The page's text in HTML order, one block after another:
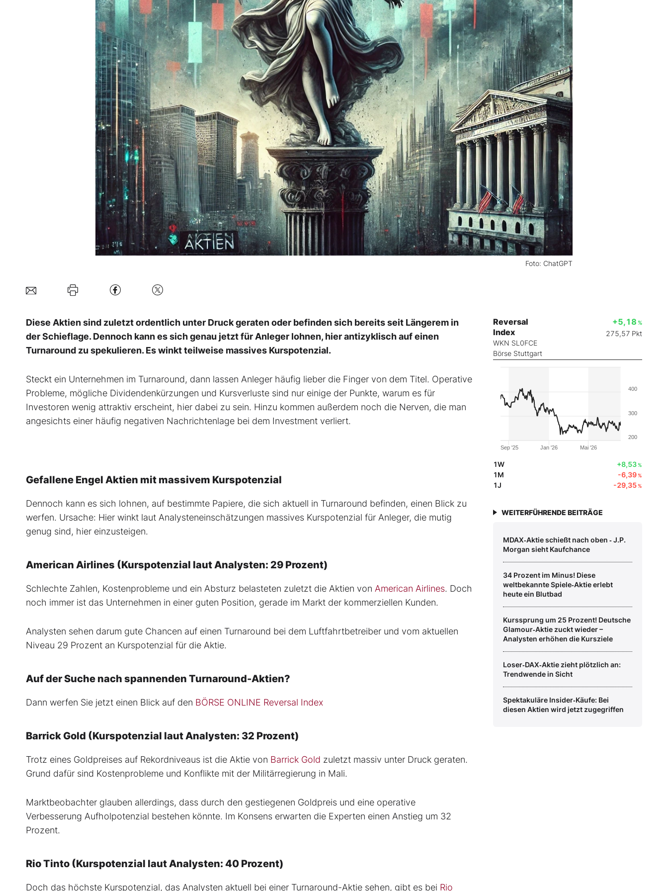
Foto: ChatGPT
Diese Aktien sind zuletzt ordentlich unter Druck geraten oder befinden sich bereits seit Längerem in
der Schieflage. Dennoch kann es sich genau jetzt für Anleger lohnen, hier antizyklisch auf einen
Turnaround zu spekulieren. Es winkt teilweise massives Kurspotenzial.
Steckt ein Unternehmen im Turnaround, dann lassen Anleger häufig lieber die Finger von dem Titel. Operative
Probleme, mögliche Dividendenkürzungen und Kursverluste sind nur einige der Punkte, warum es für
Investoren wenig attraktiv erscheint, hier dabei zu sein. Hinzu kommen außerdem noch die Nerven, die man
angesichts einer häufig negativen Nachrichtenlage bei dem Investment verliert.
Gefallene Engel Aktien mit massivem Kurspotenzial
Dennoch kann es sich lohnen, auf bestimmte Papiere, die sich aktuell in Turnaround befinden, einen Blick zu
werfen. Ursache: Hier winkt laut Analysteneinschätzungen massives Kurspotenzial für Anleger, die mutig
genug sind, hier einzusteigen.
American Airlines (Kurspotenzial laut Analysten: 29 Prozent)
Schlechte Zahlen, Kostenprobleme und ein Absturz belasteten zuletzt die Aktien von American Airlines. Doch
noch immer ist das Unternehmen in einer guten Position, gerade im Markt der kommerziellen Kunden.
Analysten sehen darum gute Chancen auf einen Turnaround bei dem Luftfahrtbetreiber und vom aktuellen
Niveau 29 Prozent an Kurspotenzial für die Aktie.
Auf der Suche nach spannenden Turnaround-Aktien?
Dann werfen Sie jetzt einen Blick auf den BÖRSE ONLINE Reversal Index
Barrick Gold (Kurspotenzial laut Analysten: 32 Prozent)
Trotz eines Goldpreises auf Rekordniveaus ist die Aktie von Barrick Gold zuletzt massiv unter Druck geraten.
Grund dafür sind Kostenprobleme und Konflikte mit der Militärregierung in Mali.
Marktbeobachter glauben allerdings, dass durch den gestiegenen Goldpreis und eine operative
Verbesserung Aufholpotenzial bestehen könnte. Im Konsens erwarten die Experten einen Anstieg um 32
Prozent.
Rio Tinto (Kurspotenzial laut Analysten: 40 Prozent)
Doch das höchste Kurspotenzial, das Analysten aktuell bei einer Turnaround-Aktie sehen, gibt es bei Rio
Reversal
Index
WKN SL0FCE
Börse Stuttgart
+5,18 %
275,57 Pkt
Jan '26
Sep '25 Mai '26
200
300
400
1W +8,53%
1M -6,39%
1J -29,35%
WEITERFÜHRENDE BEITRÄGE
MDAX‑Aktie schießt nach oben ‑ J.P.
Morgan sieht Kaufchance
34 Prozent im Minus! Diese
weltbekannte Spiele‑Aktie erlebt
heute ein Blutbad
Kurssprung um 25 Prozent! Deutsche
Glamour‑Aktie zuckt wieder –
Analysten erhöhen die Kursziele
Loser‑DAX‑Aktie zieht plötzlich an:
Trendwende in Sicht
Spektakuläre Insider‑Käufe: Bei
diesen Aktien wird jetzt zugegriffen